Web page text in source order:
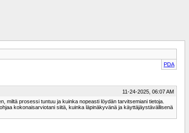
PDA
11-24-2025, 06:07 AM
miltä prosessi tuntuu ja kuinka nopeasti löydän tarvitsemiani tietoja.
kokonaisarviotani siitä, kuinka läpinäkyvänä ja käyttäjäystävällisenä